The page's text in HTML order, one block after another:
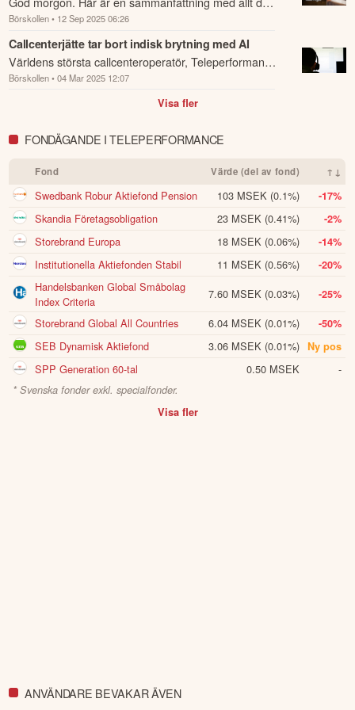
Börja handla.Välj bland 7 000 instrument, såväl lokala
(t.ex Volvo-aktien eller Bitcoin), om du vill köpa (gå lång)
eller sälja (blanka/gå kort) samt ev. önskad hävstång och ta
sen önskad position.
i plattformen och på hemsidan finns mycket
eToro Academy, nyheter, smidiga verktyg och ett av
världens största sociala investerarforum.
ÖPPNA KONTO
dina investeringar kan gå upp eller ner. Du riskerar ditt kapital.
behöver veta om nattens händelser och kommande
dagens viktigaste händelser på börsen.
Börskollen • 12 Sep 2025 06:26
Callcenterjätte tar bort indisk brytning med AI
Världens största callcenteroperatör, Teleperformance
SE, lanserar ett nytt system med artificiell intelligens
som ska ta bort de indiska med...
Börskollen • 04 Mar 2025 12:07
Visa fler
FONDÄGANDE I TELEPERFORMANCE
Fond Värde (del av fond) ↑↓
Swedbank Robur Aktiefond Pension 103 MSEK (0.1%) -17%
Skandia Företagsobligation 23 MSEK (0.41%) -2%
Storebrand Europa 18 MSEK (0.06%) -14%
Institutionella Aktiefonden Stabil 11 MSEK (0.56%) -20%
Handelsbanken Global Småbolag
Index Criteria
7.60 MSEK (0.03%) -25%
Storebrand Global All Countries 6.04 MSEK (0.01%) -50%
SEB Dynamisk Aktiefond 3.06 MSEK (0.01%) Ny pos
SPP Generation 60-tal 0.50 MSEK -
* Svenska fonder exkl. specialfonder.
Visa fler
ANVÄNDARE BEVAKAR ÄVEN